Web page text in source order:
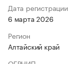
Дата регистрации
6 марта 2026
Регион
Алтайский край